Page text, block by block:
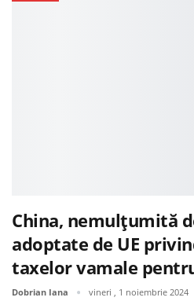
China, nemulțumită
adoptate de UE
taxelor vamale
Dobrian Iana vineri , 1 noiembrie 2024